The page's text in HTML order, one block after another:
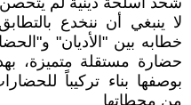
لا ينبغي أن ننخدع
خطابه بين "الأديان"
حضارة مستقلة متميزة،
بوصفها بناء تركيباً
من محطاتها